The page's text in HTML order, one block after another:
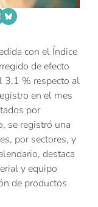
con el Índice
de efecto
3,1 % respecto al
en el mes
por
se registró una
por sectores, y
destaca
y equipo
de productos